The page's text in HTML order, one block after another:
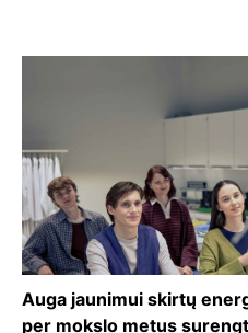
Auga jaunimui skirtų
per mokslo metus